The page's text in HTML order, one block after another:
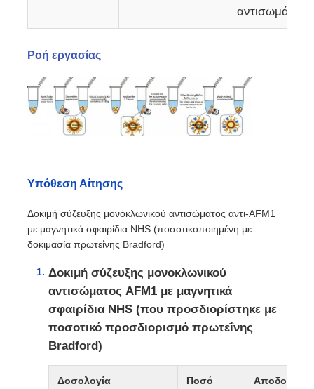
αντισωμάτων)
Ροή εργασίας
Υπόθεση Αίτησης
Δοκιμή σύζευξης μονοκλωνικού αντισώματος αντι-AFM1
με μαγνητικά σφαιρίδια NHS (ποσοτικοποιημένη με
δοκιμασία πρωτεΐνης Bradford)
Δοκιμή σύζευξης μονοκλωνικού
αντισώματος AFM1 με μαγνητικά
σφαιρίδια NHS (που προσδιορίστηκε με
ποσοτικό προσδιορισμό πρωτεΐνης
Bradford)
Δοσολογία
Ποσό